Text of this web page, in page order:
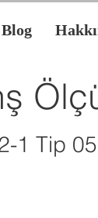
Blog
1 Tip 05